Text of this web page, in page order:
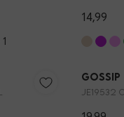
14,99
Gossip
JE19532